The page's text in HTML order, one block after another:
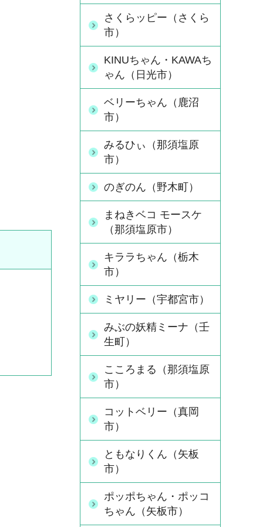
さくらッピー（さくら
市）
KINUちゃん・KAWAち
ゃん（日光市）
ベリーちゃん（鹿沼
市）
みるひぃ（那須塩原
市）
のぎのん（野木町）
まねきベコ モースケ
（那須塩原市）
キララちゃん（栃木
市）
ミヤリー（宇都宮市）
みぶの妖精ミーナ（壬
生町）
こころまる（那須塩原
市）
コットベリー（真岡
市）
ともなりくん（矢板
市）
ポッポちゃん・ポッコ
ちゃん（矢板市）